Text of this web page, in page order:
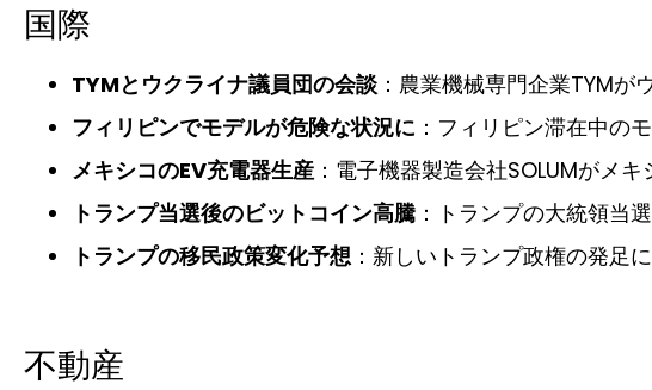
国際
TYMとウクライナ議員団の会談 ：農業機械専門企業TYMが
フィリピンでモデルが危険な状況に ：フィリピン滞在中の
メキシコのEV充電器生産 ：電子機器製造会社SOLUMがメ
トランプ当選後のビットコイン高騰 ：トランプの大統領当
トランプの移民政策変化予想 ：新しいトランプ政権の発足
不動産